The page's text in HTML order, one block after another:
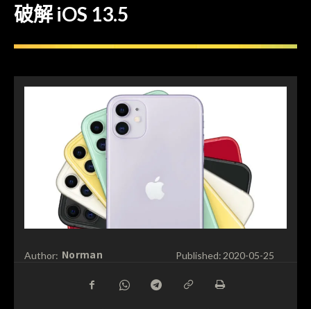
破解 iOS 13.5
Author: Norman Published: 2020-05-25